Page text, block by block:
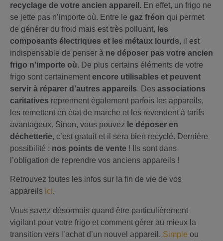
recyclage de votre ancien appareil. En effet, un frigo ne
se jette pas n’importe où. Entre le gaz fréon qui permet
de générer du froid mais est très polluant, les
composants électriques et les métaux lourds, il est
indispensable de penser à ne déposer pas votre ancien
frigo n’importe où. De plus certains éléments de votre
frigo sont certainement encore utilisables et peuvent
servir à réparer d’autres appareils. Des associations
caritatives reprennent également parfois les appareils,
les remettent en état de marche et les revendent à tarifs
avantageux. Sinon, vous pouvez le déposer en
déchetterie, c’est gratuit et il sera bien recyclé. Dernière
possibilité : nos points de vente ! Ils sont dans
l’obligation de reprendre vos anciens appareils !
Retrouvez toutes les infos sur la fin de vie de vos
appareils ici.
Vous savez désormais quand être particulièrement
vigilant pour votre frigo et comment gérer au mieux la
transition vers l’achat d’un nouvel appareil. Simple ou